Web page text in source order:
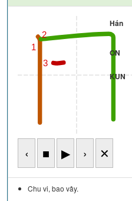
1
2
3
‹ ■ ▶ › ✕
Hán
ON
KUN
Chu vi, bao vây.